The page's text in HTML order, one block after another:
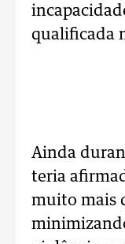
qualificada
Ainda
teria
muito mais